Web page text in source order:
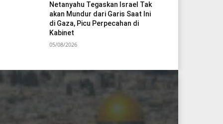
Netanyahu Tegaskan Israel Tak
akan Mundur dari Garis Saat Ini
di Gaza, Picu Perpecahan di
Kabinet
05/08/2026